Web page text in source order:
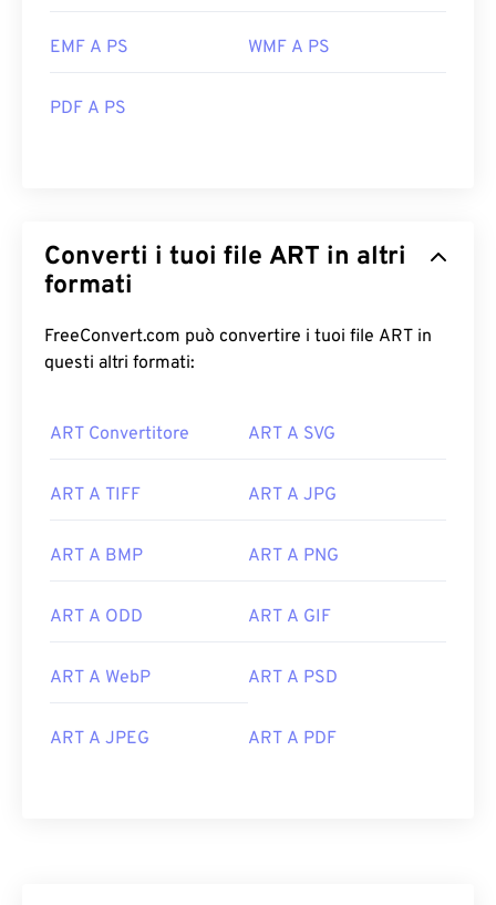
EMF A PS WMF A PS
PDF A PS
Converti i tuoi file ART in altri
formati
FreeConvert.com può convertire i tuoi file ART in
questi altri formati:
ART Convertitore ART A SVG
ART A TIFF ART A JPG
ART A BMP ART A PNG
ART A ODD ART A GIF
ART A WebP ART A PSD
ART A JPEG ART A PDF